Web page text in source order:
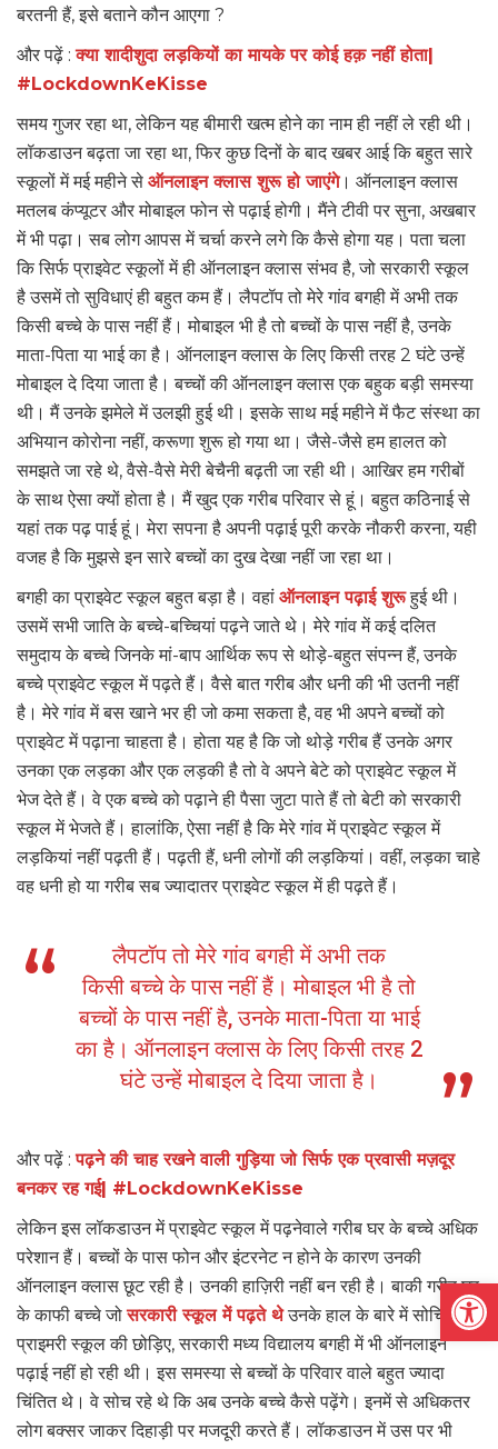
बरतनी हैं, इसे बताने कौन आएगा ?
और पढ़ें :क्या शादीशुदा लड़कियों का मायके पर कोई हक़ नहीं होता|
#LockdownKeKisse
समय गुजर रहा था, लेकिन यह बीमारी खत्म होने का नाम ही नहीं ले रही थी।
लॉकडाउन बढ़ता जा रहा था, फिर कुछ दिनों के बाद खबर आई कि बहुत सारे
स्कूलों में मई महीने से ऑनलाइन क्लास शुरू हो जाएंगे। ऑनलाइन क्लास
मतलब कंप्यूटर और मोबाइल फोन से पढ़ाई होगी। मैंने टीवी पर सुना, अखबार
में भी पढ़ा। सब लोग आपस में चर्चा करने लगे कि कैसे होगा यह। पता चला
कि सिर्फ प्राइवेट स्कूलों में ही ऑनलाइन क्लास संभव है, जो सरकारी स्कूल
है उसमें तो सुविधाएं ही बहुत कम हैं। लैपटॉप तो मेरे गांव बगही में अभी तक
किसी बच्चे के पास नहीं हैं। मोबाइल भी है तो बच्चों के पास नहीं है, उनके
माता-पिता या भाई का है। ऑनलाइन क्लास के लिए किसी तरह 2 घंटे उन्हें
मोबाइल दे दिया जाता है। बच्चों की ऑनलाइन क्लास एक बहुक बड़ी समस्या
थी। मैं उनके झमेले में उलझी हुई थी। इसके साथ मई महीने में फैट संस्था का
अभियान कोरोना नहीं, करूणा शुरू हो गया था। जैसे-जैसे हम हालत को
समझते जा रहे थे, वैसे-वैसे मेरी बेचैनी बढ़ती जा रही थी। आखिर हम गरीबों
के साथ ऐसा क्यों होता है। मैं खुद एक गरीब परिवार से हूं। बहुत कठिनाई से
यहां तक पढ़ पाई हूं। मेरा सपना है अपनी पढ़ाई पूरी करके नौकरी करना, यही
वजह है कि मुझसे इन सारे बच्चों का दुख देखा नहीं जा रहा था।
बगही का प्राइवेट स्कूल बहुत बड़ा है। वहां ऑनलाइन पढ़ाई शुरूहुई थी।
उसमें सभी जाति के बच्चे-बच्चियां पढ़ने जाते थे। मेरे गांव में कई दलित
समुदाय के बच्चे जिनके मां-बाप आर्थिक रूप से थोड़े-बहुत संपन्न हैं, उनके
बच्चे प्राइवेट स्कूल में पढ़ते हैं। वैसे बात गरीब और धनी की भी उतनी नहीं
है। मेरे गांव में बस खाने भर ही जो कमा सकता है, वह भी अपने बच्चों को
प्राइवेट में पढ़ाना चाहता है। होता यह है कि जो थोड़े गरीब हैं उनके अगर
उनका एक लड़का और एक लड़की है तो वे अपने बेटे को प्राइवेट स्कूल में
भेज देते हैं। वे एक बच्चे को पढ़ाने ही पैसा जुटा पाते हैं तो बेटी को सरकारी
स्कूल में भेजते हैं। हालांकि, ऐसा नहीं है कि मेरे गांव में प्राइवेट स्कूल में
लड़कियां नहीं पढ़ती हैं। पढ़ती हैं, धनी लोगों की लड़कियां। वहीं, लड़का चाहे
वह धनी हो या गरीब सब ज्यादातर प्राइवेट स्कूल में ही पढ़ते हैं।
लैपटॉप तो मेरे गांव बगही में अभी तक
किसी बच्चे के पास नहीं हैं। मोबाइल भी है तो
बच्चों के पास नहीं है, उनके माता-पिता या भाई
का है। ऑनलाइन क्लास के लिए किसी तरह 2
घंटे उन्हें मोबाइल दे दिया जाता है।
और पढ़ें :पढ़ने की चाह रखने वाली गुड़िया जो सिर्फ एक प्रवासी मज़दूर
बनकर रह गई| #LockdownKeKisse
लेकिन इस लॉकडाउन में प्राइवेट स्कूल में पढ़नेवाले गरीब घर के बच्चे अधिक
परेशान हैं। बच्चों के पास फोन और इंटरनेट न होने के कारण उनकी
ऑनलाइन क्लास छूट रही है। उनकी हाज़िरी नहीं बन रही है। बाकी गरीब घर
के काफी बच्चे जोसरकारी स्कूल में पढ़ते थेउनके हाल के बारे में सोचिए।
प्राइमरी स्कूल की छोड़िए, सरकारी मध्य विद्यालय बगही में भी ऑनलाइन
पढ़ाई नहीं हो रही थी। इस समस्या से बच्चों के परिवार वाले बहुत ज्यादा
चिंतित थे। वे सोच रहे थे कि अब उनके बच्चे कैसे पढ़ेंगे। इनमें से अधिकतर
लोग बक्सर जाकर दिहाड़ी पर मजदूरी करते हैं। लॉकडाउन में उस पर भी